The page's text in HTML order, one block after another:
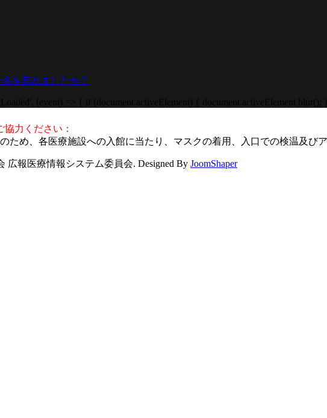
を忘れましたか？
力ください：
ため、各医療施設への入館に当たり、マスクの着用、入口での検温及び
広報医療情報システム委員会. Designed By JoomShaper